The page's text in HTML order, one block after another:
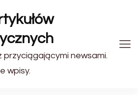
przyciągającymi newsami.
wpisy.